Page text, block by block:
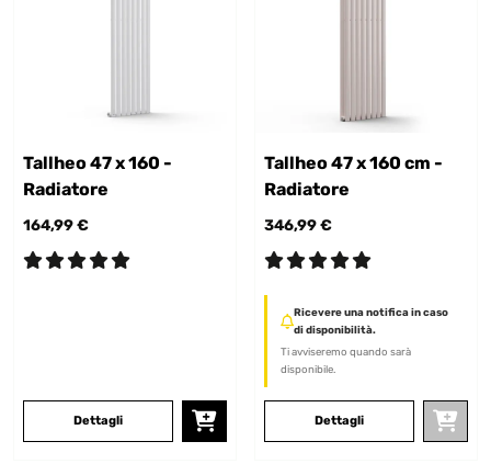
Tallheo 47 x 160 -
Radiatore
164,99 €
Dettagli
Tallheo 47 x 160 cm -
Radiatore
346,99 €
Ricevere una notifica in caso
di disponibilità.
Ti avviseremo quando sarà
disponibile.
Dettagli